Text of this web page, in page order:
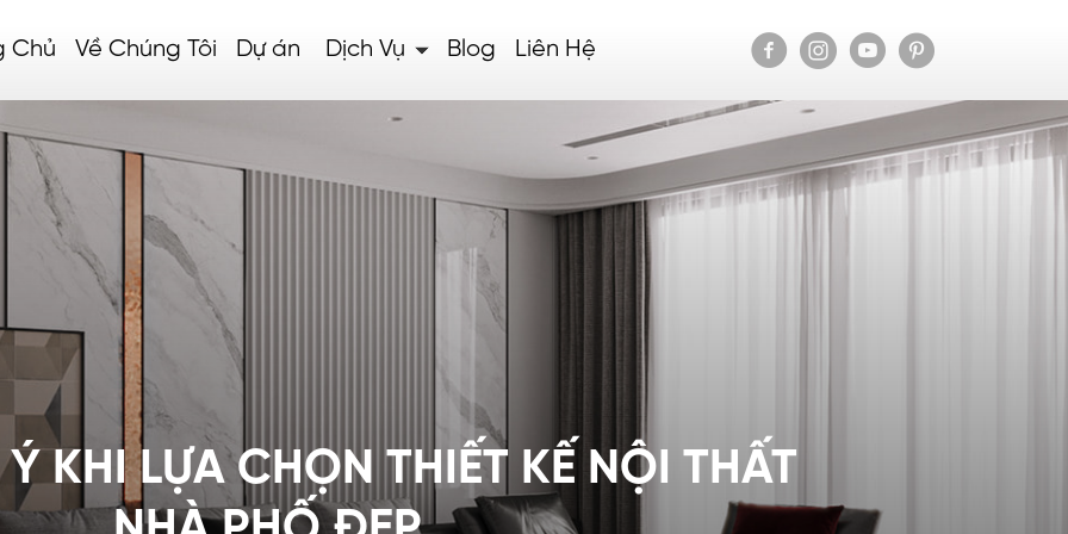
Chủ Về Chúng Tôi Dự án Dịch Vụ Blog Liên Hệ
KHI LỰA CHỌN THIẾT KẾ NỘI THẤT